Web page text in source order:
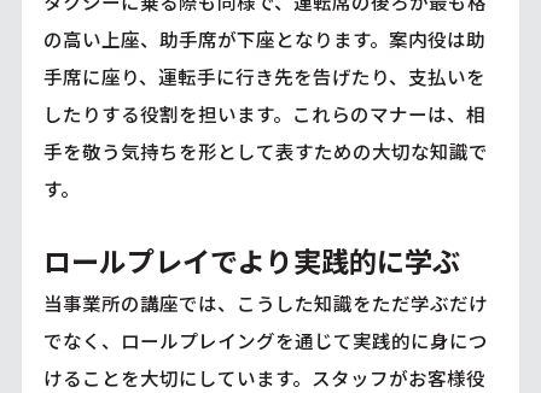
の高い上座、助手席が下座となります。案内役は助
手席に座り、運転手に行き先を告げたり、支払いを
したりする役割を担います。これらのマナーは、相
手を敬う気持ちを形として表すための大切な知識で
す。
ロールプレイでより実践的に学ぶ
当事業所の講座では、こうした知識をただ学ぶだけ
でなく、ロールプレイングを通じて実践的に身につ
けることを大切にしています。スタッフがお客様役